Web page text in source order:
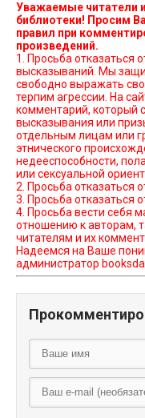
Уважаемые читатели
библиотеки! Просим
правил при
произведений.
1. Просьба отказаться
высказываний. Мы защищаем право наших читателей
свободно выражать
терпим агрессии. На
комментарий, который
высказывания или
отдельным лицам или
этнического
недееспособности,
или сексуальной
2. Просьба отказаться
3. Просьба отказаться
4. Просьба вести себя
отношению к авторам,
читателям и их
Надеемся на Ваше
администратор